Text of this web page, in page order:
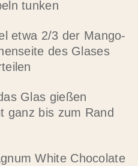
tunken
etwa 2/3 der Mango-
des Glases
Glas gießen
ganz bis zum Rand
White Chocolate